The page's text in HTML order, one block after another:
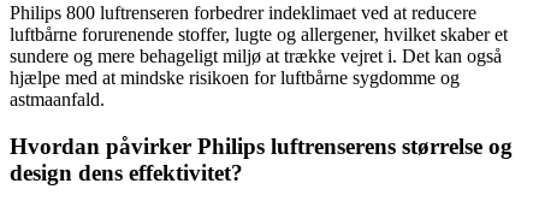
Philips 800 luftrenseren forbedrer indeklimaet ved at reducere
luftbårne forurenende stoffer, lugte og allergener, hvilket skaber et
sundere og mere behageligt miljø at trække vejret i. Det kan også
hjælpe med at mindske risikoen for luftbårne sygdomme og
astmaanfald.
Hvordan påvirker Philips luftrenserens størrelse og
design dens effektivitet?